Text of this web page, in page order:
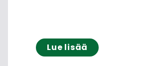
Lue lisää